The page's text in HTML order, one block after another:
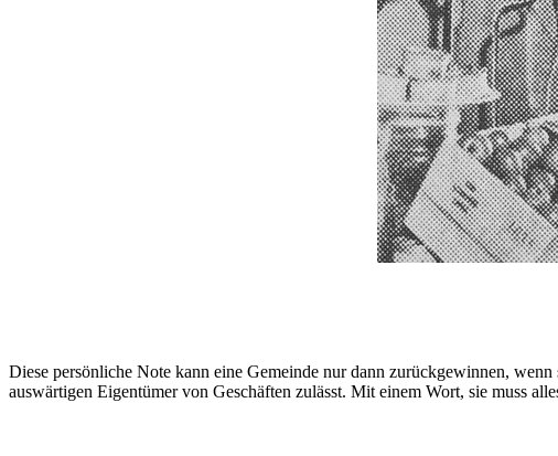
Diese persönliche Note kann eine Gemeinde nur dann zurückgewinnen,
auswärtigen Eigentümer von Geschäften zulässt. Mit einem Wort, sie muss